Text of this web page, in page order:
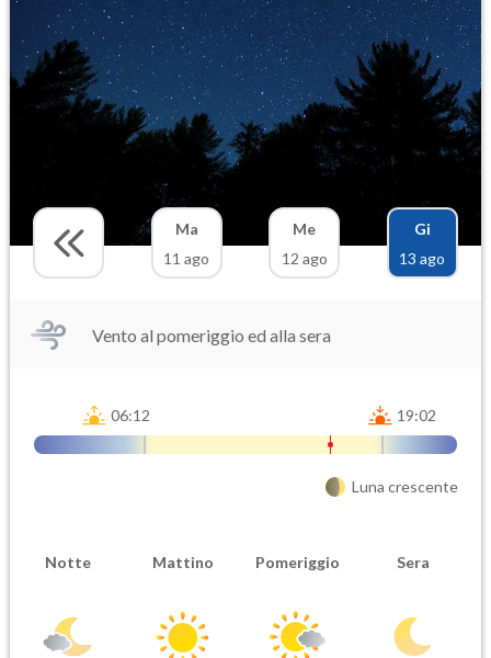
Ma
11 ago
Me
12 ago
Gi
13 ago
Vento al pomeriggio ed alla sera
06:12 19:02
Luna crescente
Notte Mattino Pomeriggio Sera